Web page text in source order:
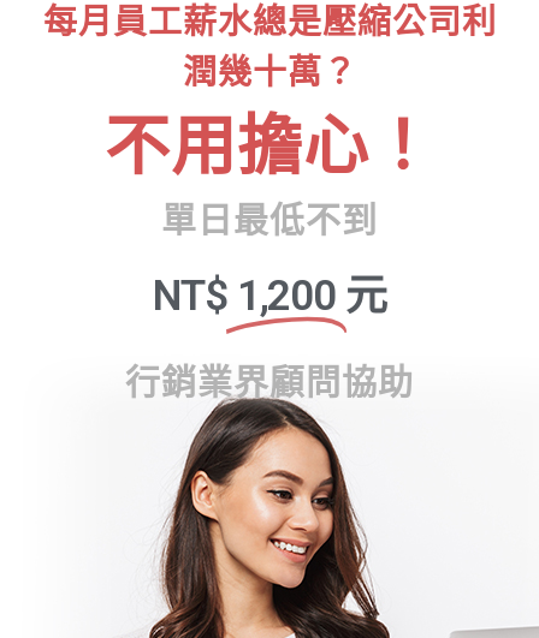
每月員工薪水總是壓縮公司利
潤幾十萬？
不用擔心！
單日最低不到
NT$ 1,200 元
行銷業界顧問協助